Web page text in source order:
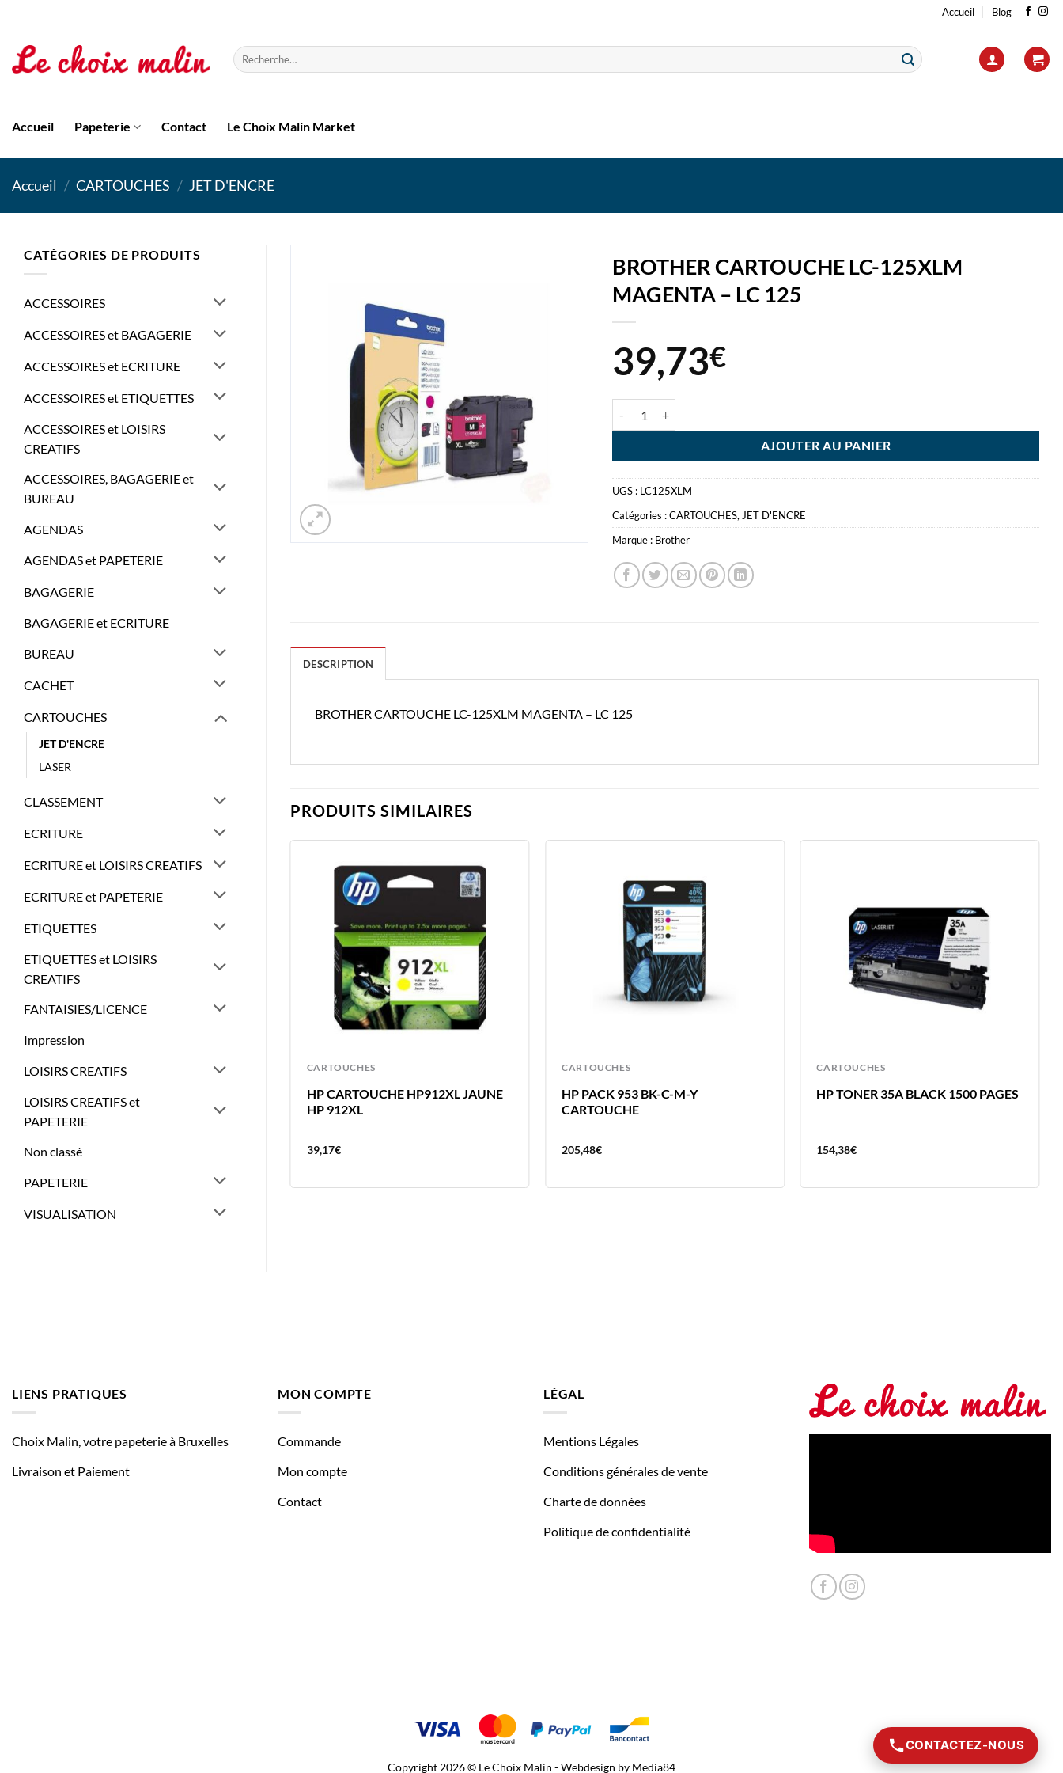
contenu
Accueil Blog
Recherche
pour :
Accueil Papeterie Contact Le Choix Malin Market
Accueil / CARTOUCHES / JET D'ENCRE
CATÉGORIES DE PRODUITS
ACCESSOIRES
ACCESSOIRES et BAGAGERIE
ACCESSOIRES et ECRITURE
ACCESSOIRES et ETIQUETTES
ACCESSOIRES et LOISIRS
CREATIFS
ACCESSOIRES, BAGAGERIE et
BUREAU
AGENDAS
AGENDAS et PAPETERIE
BAGAGERIE
BAGAGERIE et ECRITURE
BUREAU
CACHET
CARTOUCHES
JET D'ENCRE
LASER
CLASSEMENT
ECRITURE
ECRITURE et LOISIRS CREATIFS
ECRITURE et PAPETERIE
ETIQUETTES
ETIQUETTES et LOISIRS
CREATIFS
FANTAISIES/LICENCE
Impression
LOISIRS CREATIFS
LOISIRS CREATIFS et
PAPETERIE
Non classé
PAPETERIE
VISUALISATION
BROTHER CARTOUCHE LC-125XLM
MAGENTA – LC 125
39,73€
AJOUTER AU PANIER
UGS : LC125XLM
Catégories :CARTOUCHES, JET D'ENCRE
Marque : Brother
DESCRIPTION
BROTHER CARTOUCHE LC-125XLM MAGENTA – LC 125
PRODUITS SIMILAIRES
CARTOUCHES
HP CARTOUCHE HP912XL JAUNE
HP 912XL
39,17€
CARTOUCHES
HP PACK 953 BK-C-M-Y
CARTOUCHE
205,48€
CARTOUCHES
HP TONER 35A BLACK 1500 PAGES
154,38€
CARTOUCHES
HP 963Y
72,11€
LIENS PRATIQUES
Choix Malin, votre papeterie à Bruxelles
Livraison et Paiement
MON COMPTE
Commande
Mon compte
Contact
LÉGAL
Mentions Légales
Conditions générales de vente
Charte de données
Politique de confidentialité
Copyright 2026 © Le Choix Malin - Webdesign by Media84
CONTACTEZ-NOUS